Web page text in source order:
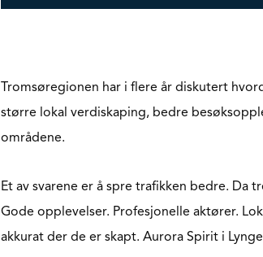
Tromsøregionen har i flere år diskutert
større lokal verdiskaping, bedre
områdene.
Et av svarene er å spre trafikken bedre. Da
Gode opplevelser. Profesjonelle aktører.
akkurat der de er skapt. Aurora Spirit i